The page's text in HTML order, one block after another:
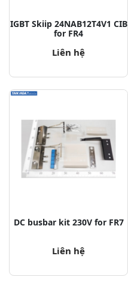
IGBT Skiip 24NAB12T4V1 CIB
for FR4
Liên hệ
DC busbar kit 230V for FR7
Liên hệ